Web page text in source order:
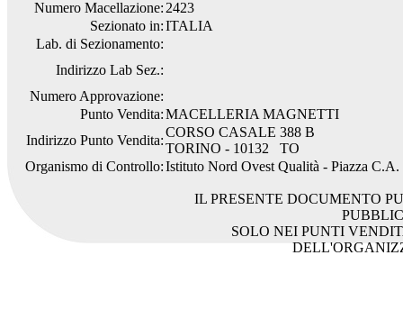
Numero Macellazione: 2423
Sezionato in:ITALIA
Lab. di Sezionamento:
Indirizzo Lab Sez.:
Numero Approvazione:
Punto Vendita:MACELLERIA MAGNETTI
Indirizzo Punto Vendita:
CORSO CASALE 388 B
TORINO - 10132 TO
Organismo di Controllo:Istituto Nord Ovest Qualità - Piazza
IL PRESENTE DOCUMENTO
SOLO NEI PUNTI